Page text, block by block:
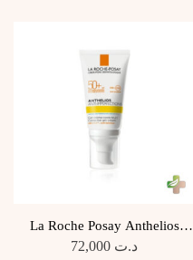
La Roche Posay Anthelios
Uvmune 400 Fluide Invisible
د.ت